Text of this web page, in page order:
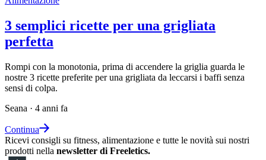
3 semplici ricette per una grigliata
perfetta
Rompi con la monotonia, prima di accendere la griglia guarda le
nostre 3 ricette preferite per una grigliata da leccarsi i baffi senza
sensi di colpa.
Seana · 4 anni fa
Continua
Ricevi consigli su fitness, alimentazione e tutte le novità sui nostri
prodotti nella newsletter di Freeletics.